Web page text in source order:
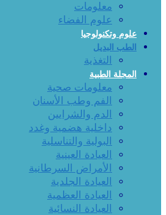
معلومات
علوم الفضاء
علوم وتكنولوجيا
الطب البديل
التغذية
المجلة الطبية
معلومات صحية
الفم وطب الأسنان
الدم والشرايين
داخلية هضمية وغدد
البولية والتناسلية
العيادة العينية
الأمراض السرطانية
العيادة الجلدية
العيادة العظمية
العيادة النسائية